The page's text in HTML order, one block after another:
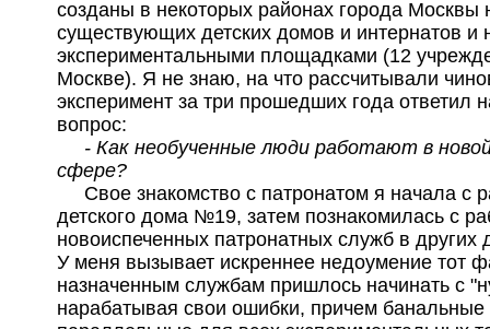
созданы в некоторых районах города Москвы
существующих детских домов и интернатов и
экспериментальными площадками (12
Москве). Я не знаю, на что рассчитывали
эксперимент за три прошедших года ответил
вопрос:
- Как необученные люди работают в
сфере?
Свое знакомство с патронатом я начала с
детского дома №19, затем познакомилась с
новоиспеченных патронатных служб в других
У меня вызывает искреннее недоумение тот
назначенным службам пришлось начинать с
нарабатывая свои ошибки, причем банальные